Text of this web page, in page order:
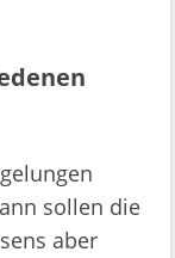
sollen die
aber